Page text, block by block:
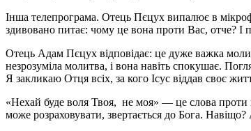
Інша телепрограма. Отець Пєцух випалює в
здивовано питає: чому це вона проти Вас, отче? І
Отець Адам Пєцух відповідає: це дуже важка
незрозуміла молитва, і вона навіть спокушає.
Я закликаю Отця всіх, за кого Ісус віддав своє
«Нехай буде воля Твоя, не моя» — це слова проти
може розраховувати, звертається до Бога.